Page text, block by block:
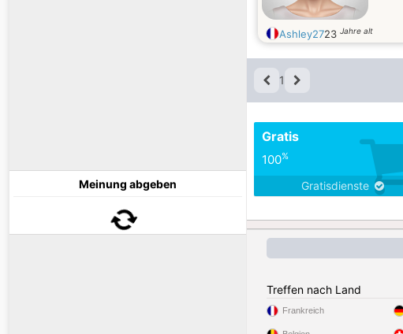
Meinung abgeben
Ashley2723 Jahre alt
1
Gratis
100%
Gratisdienste
Treffen nach Land
Frankreich